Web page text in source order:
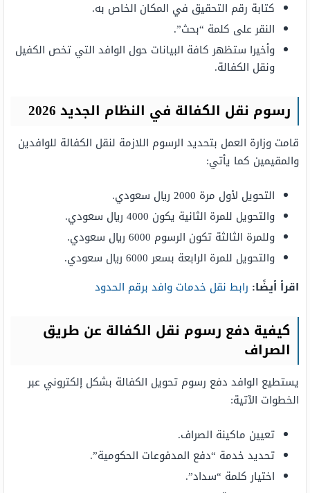
كتابة رقم التحقيق في المكان الخاص به.
النقر على كلمة “بحث”.
وأخيرا ستظهر كافة البيانات حول الوافد التي تخص الكفيل
ونقل الكفالة.
رسوم نقل الكفالة في النظام الجديد 2026
قامت وزارة العمل بتحديد الرسوم اللازمة لنقل الكفالة للوافدين
والمقيمين كما يأتي:
التحويل لأول مرة 2000 ريال سعودي.
والتحويل للمرة الثانية يكون 4000 ريال سعودي.
وللمرة الثالثة تكون الرسوم 6000 ريال سعودي.
والتحويل للمرة الرابعة بسعر 6000 ريال سعودي.
اقرأ أيضًا: رابط نقل خدمات وافد برقم الحدود
كيفية دفع رسوم نقل الكفالة عن طريق
الصراف
يستطيع الوافد دفع رسوم تحويل الكفالة بشكل إلكتروني عبر
الخطوات الآتية:
تعيين ماكينة الصراف.
تحديد خدمة “دفع المدفوعات الحكومية”.
اختيار كلمة “سداد”.